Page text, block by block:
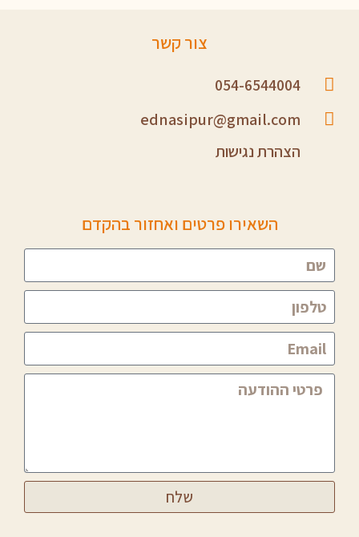
צור קשר
054-6544004
ednasipur@gmail.com
הצהרת נגישות
השאירו פרטים ואחזור בהקדם
שלח